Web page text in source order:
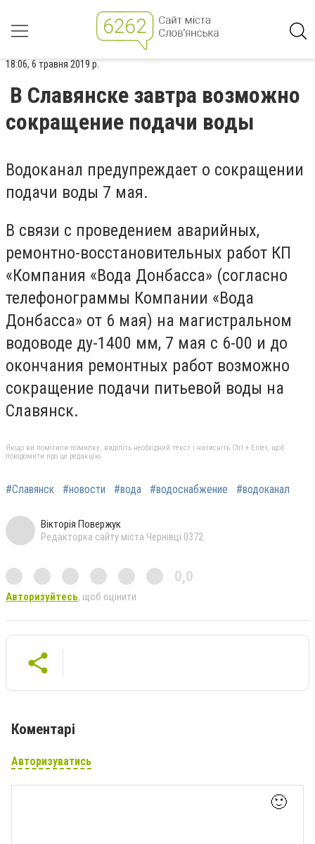
18:06, 6 травня 2019 р.
В Славянске завтра возможно
сокращение подачи воды
Водоканал предупреждает о сокращении
подачи воды 7 мая.
В связи с проведением аварийных,
ремонтно-восстановительных работ КП
«Компания «Вода Донбасса» (согласно
телефонограммы Компании «Вода
Донбасса» от 6 мая) на магистральном
водоводе ду-1400 мм, 7 мая с 6-00 и до
окончания ремонтных работ возможно
сокращение подачи питьевой воды на
Славянск.
Якщо ви помітили помилку, виділіть необхідний текст і натисніть Ctrl + Enter, щоб
повідомити про це редакцію
#Славянск #новости #вода #водоснабжение #водоканал
Вікторія Повержук
Редакторка сайту міста Чернівці 0372
0,0
Авторизуйтесь, щоб оцінити
Коментарі
Авторизуватись
🙂